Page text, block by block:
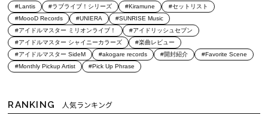
#Lantis #ラブライブ！シリーズ #Kiramune
#セットリスト
#MoooD Records
#UNIERA
#SUNRISE Music
#アイドルマスター ミリオンライブ！
#アイドリッシュセブン
#アイドルマスター シャイニーカラーズ
#楽曲レビュー
#アイドルマスター SideM
#akogare records #開封紹介
#Favorite Scene
#Monthly Pickup Artist
#Pick Up Phrase
RANKING 人気ランキング